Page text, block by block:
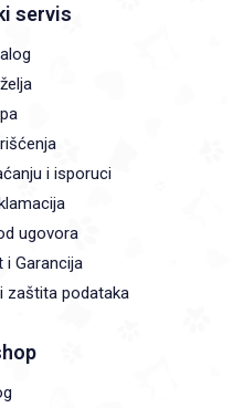
servis
i isporuci
ugovora
i Garancija
zaštita podataka